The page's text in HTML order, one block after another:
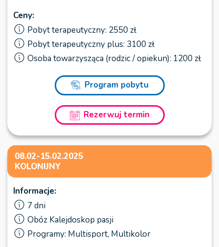
Ceny:
Pobyt terapeutyczny: 2550 zł
Pobyt terapeutyczny plus: 3100 zł
Osoba towarzysząca (rodzic / opiekun): 1200 zł
Program pobytu
Rezerwuj termin
08.02-15.02.2025
KOLONIJNY
Informacje:
7 dni
Obóz Kalejdoskop pasji
Programy: Multisport, Multikolor